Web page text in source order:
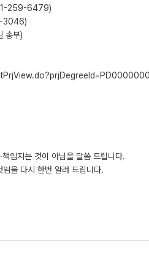
259-6479)
3046)
송부)
임지는 것이 아님을 말씀 드립니다.
을 다시 한번 알려 드립니다.